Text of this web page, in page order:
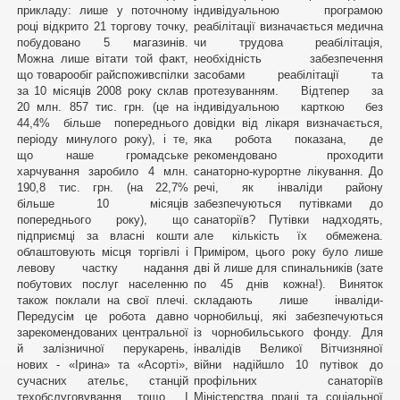
прикладу: лише у поточному
році відкрито 21 торгову точку,
побудовано 5 магазинів.
Можна лише вітати той факт,
що товарообіг райспоживспілки
за 10 місяців 2008 року склав
20 млн. 857 тис. грн. (це на
44,4% більше попереднього
періоду минулого року), і те,
що наше громадське
харчування заробило 4 млн.
190,8 тис. грн. (на 22,7%
більше 10 місяців
попереднього року), що
підприємці за власні кошти
облаштовують місця торгівлі і
левову частку надання
побутових послуг населенню
також поклали на свої плечі.
Передусім це робота давно
зарекомендованих центральної
й залізничної перукарень,
нових - «Ірина» та «Асорті»,
сучасних ательє, станцій
техобслуговування тощо. І
індивідуальною програмою
реабілітації визначається медична
чи трудова реабілітація,
необхідність забезпечення
засобами реабілітації та
протезуванням. Відтепер за
індивідуальною карткою без
довідки від лікаря визначається,
яка робота показана, де
рекомендовано проходити
санаторно-курортне лікування. До
речі, як інваліди району
забезпечуються путівками до
санаторіїв? Путівки надходять,
але кількість їх обмежена.
Приміром, цього року було лише
дві й лише для спинальників (зате
по 45 днів кожна!). Виняток
складають лише інваліди-
чорнобильці, які забезпечуються
із чорнобильського фонду. Для
інвалідів Великої Вітчизняної
війни надійшло 10 путівок до
профільних санаторіїв
Міністерства праці та соціальної